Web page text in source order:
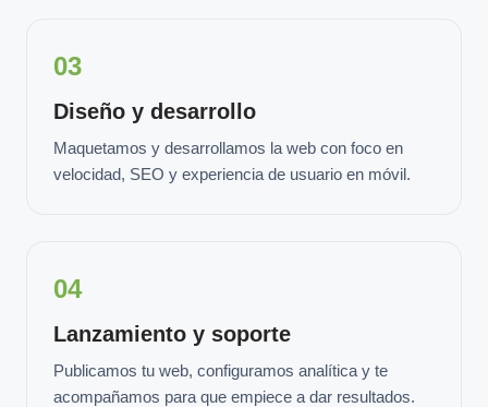
03
Diseño y desarrollo
Maquetamos y desarrollamos la web con foco en
velocidad, SEO y experiencia de usuario en móvil.
04
Lanzamiento y soporte
Publicamos tu web, configuramos analítica y te
acompañamos para que empiece a dar resultados.